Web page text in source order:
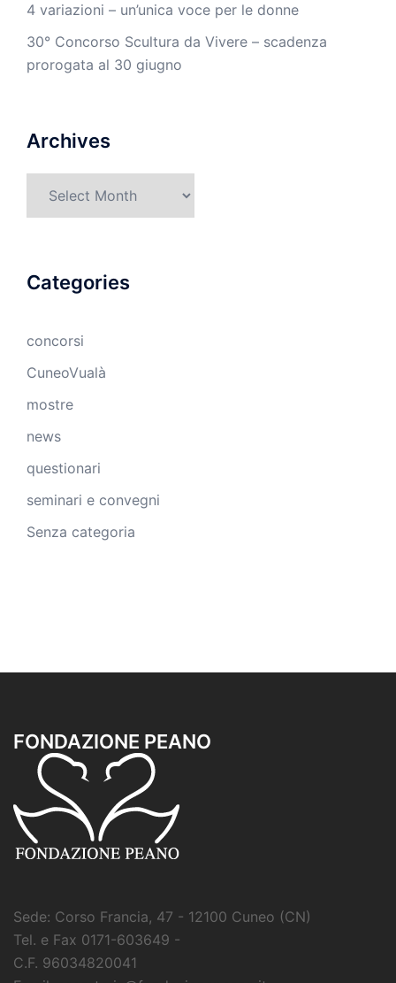
4 variazioni – un’unica voce per le donne
30° Concorso Scultura da Vivere – scadenza
prorogata al 30 giugno
Archives
Categories
concorsi
CuneoVualà
mostre
news
questionari
seminari e convegni
Senza categoria
FONDAZIONE PEANO
Sede: Corso Francia, 47 - 12100 Cuneo (CN)
Tel. e Fax 0171-603649 -
C.F. 96034820041